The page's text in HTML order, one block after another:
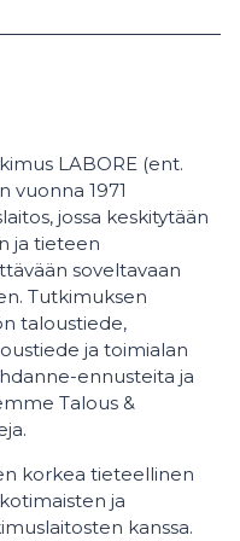
LABORE (ent.
vuonna 1971
jossa keskitytään
ja tieteen
soveltavaan
Tutkimuksen
taloustiede,
ja toimialan
ennusteita ja
Talous &
korkea tieteellinen
ja
kanssa.